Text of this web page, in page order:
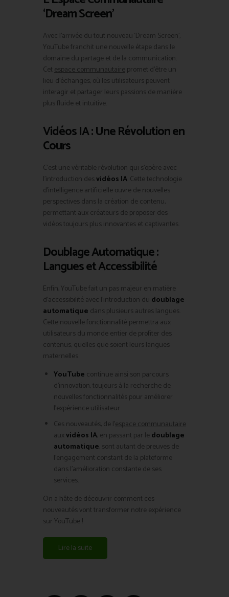
‘Dream Screen’
Avec l’arrivée du tout nouveau ‘Dream Screen’,
YouTube franchit une nouvelle étape dans le
domaine du partage et de la communication.
Cetespace communautairepromet d’être un
lieu d’échanges, où les utilisateurs peuvent
interagir et partager leurs passions de manière
plus fluide et intuitive.
Vidéos IA : Une Révolution en
Cours
C’est une véritable révolution qui s’opère avec
l’introduction desvidéos IA . Cette technologie
d’intelligence artificielle ouvre de nouvelles
perspectives dans la création de contenu,
permettant aux créateurs de proposer des
vidéos toujours plus innovantes et captivantes.
Doublage Automatique :
Langues et Accessibilité
Enfin, YouTube fait un pas majeur en matière
d’accessibilité avec l’introduction du doublage
automatique dans plusieurs autres langues.
Cette nouvelle fonctionnalité permettra aux
utilisateurs du monde entier de profiter des
contenus, quelles que soient leurs langues
maternelles.
YouTube continue ainsi son parcours
d’innovation, toujours à la recherche de
nouvelles fonctionnalités pour améliorer
l’expérience utilisateur.
Ces nouveautés, de l’espace communautaire
auxvidéos IA, en passant par le doublage
automatique, sont autant de preuves de
l’engagement constant de la plateforme
dans l’amélioration constante de ses
services.
On a hâte de découvrir comment ces
nouveautés vont transformer notre expérience
sur YouTube !
Lire la suite